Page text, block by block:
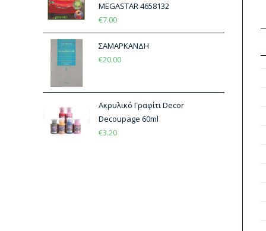
MEGASTAR 4658132
€7.00
ΣΑΜΑΡΚΑΝΔΗ
€20.00
Ακρυλικό Γραφίτι Decor
Decoupage 60ml
€3.20